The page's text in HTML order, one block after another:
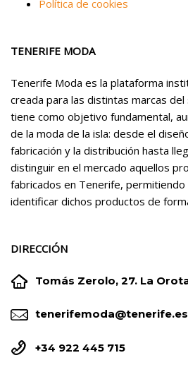
Política de cookies
TENERIFE MODA
Tenerife Moda es la plataforma
creada para las distintas marcas
tiene como objetivo fundamental,
de la moda de la isla: desde el
fabricación y la distribución hasta
distinguir en el mercado aquellos
fabricados en Tenerife, permitiendo
identificar dichos productos de
DIRECCIÓN

 Tomás Zerolo, 27. La

 tenerifemoda@tenerife.es

 +34 922 445 715